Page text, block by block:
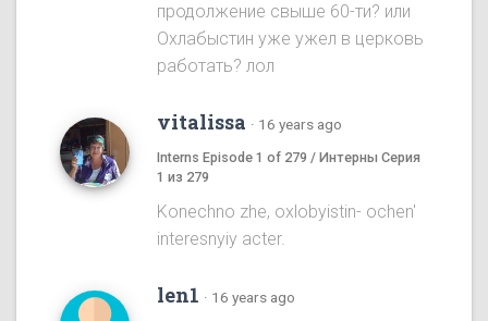
продолжение свыше 60-ти? или
Охлабыстин уже ужел в церковь
работать? лол
vitalissa · 16 years ago
Interns Episode 1 of 279 / Интерны Серия
1 из 279
Konechno zhe, oxlobyistin- ochen'
interesnyiy acter.
len1 · 16 years ago